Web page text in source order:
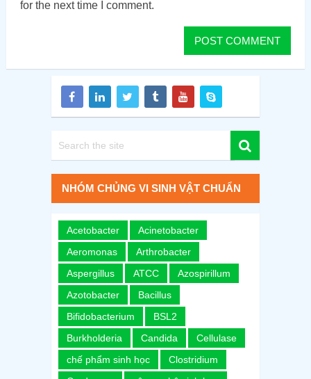
for the next time I comment.
NHÓM CHỦNG VI SINH VẬT CHUẨN
Acetobacter
Acinetobacter
Aeromonas
Arthrobacter
Aspergillus
ATCC
Azospirillum
Azotobacter
Bacillus
Bifidobacterium
BSL2
Burkholderia
Candida
Cellulase
chế phẩm sinh học
Clostridium